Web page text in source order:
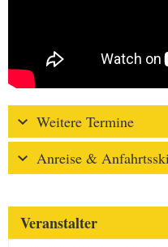
Weitere Termine
Anreise &
Veranstalter